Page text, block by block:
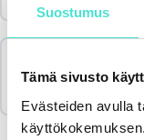
Suostumus
Tämä sivusto
Evästeiden avulla
todistus